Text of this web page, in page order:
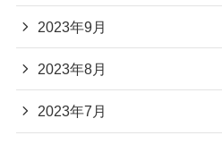
2023年9月
2023年8月
2023年7月